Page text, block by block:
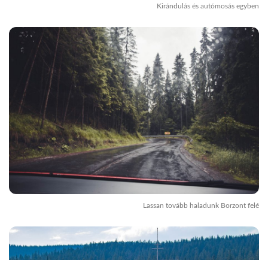
Kirándulás és autómosás egyben
Lassan tovább haladunk Borzont felé